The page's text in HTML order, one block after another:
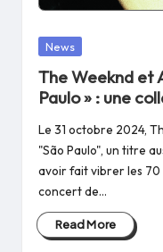
Posted
News
The Weeknd et
Paulo » : une
Le 31 octobre 2024,
"São Paulo", un titre
avoir fait vibrer les
concert de…
Read More